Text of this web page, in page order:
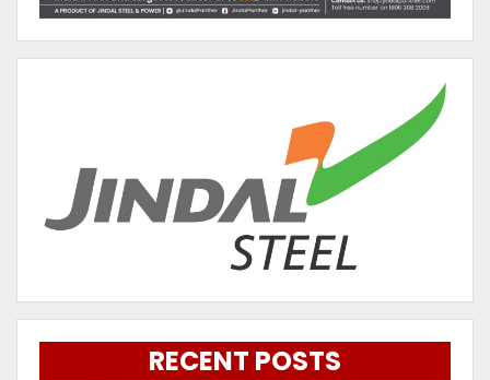
RECENT POSTS